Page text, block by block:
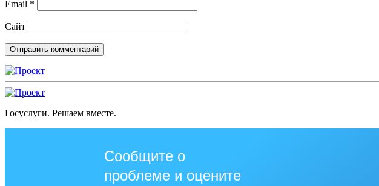
Email *
Сайт
Госуслуги. Решаем вместе.
Сообщите о
проблеме и оцените